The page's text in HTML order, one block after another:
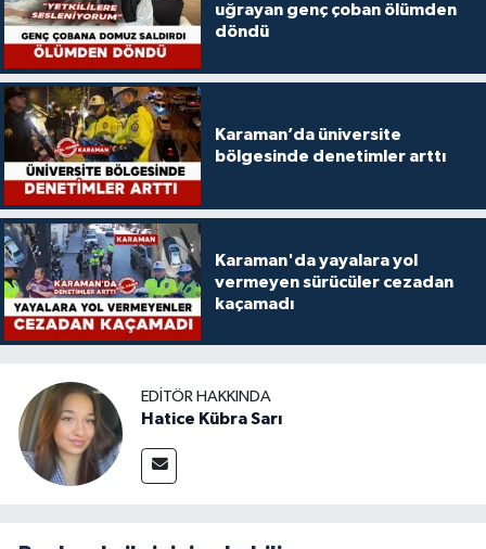
uğrayan genç çoban ölümden
döndü
Karaman’da üniversite
bölgesinde denetimler arttı
Karaman'da yayalara yol
vermeyen sürücüler cezadan
kaçamadı
EDITÖR HAKKINDA
Hatice Kübra Sarı